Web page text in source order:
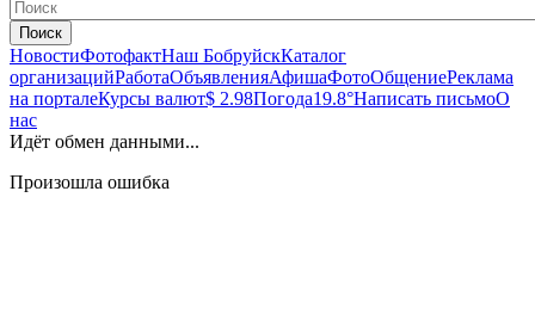
Поиск
НовостиФотофактНаш БобруйскКаталог
организацийРаботаОбъявленияАфишаФотоОбщениеРеклама
на порталеКурсы валют$ 2.98Погода19.8°Написать письмоО
нас
Идёт обмен данными...
Произошла ошибка